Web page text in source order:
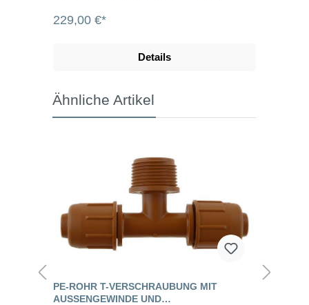
229,00 €*
Details
Ähnliche Artikel
PE-ROHR T-VERSCHRAUBUNG MIT
AUSSENGEWINDE UND S